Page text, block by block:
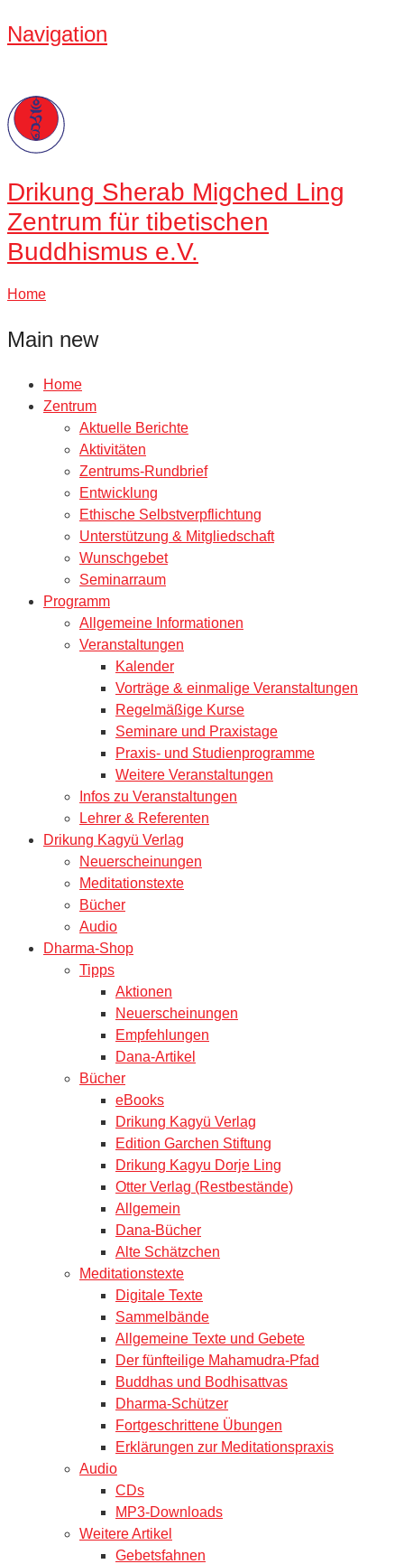
Navigation
Drikung Sherab Migched Ling
Zentrum für tibetischen
Buddhismus e.V.
Home
Main new
Home
Zentrum
Aktuelle Berichte
Aktivitäten
Zentrums-Rundbrief
Entwicklung
Ethische Selbstverpflichtung
Unterstützung & Mitgliedschaft
Wunschgebet
Seminarraum
Programm
Allgemeine Informationen
Veranstaltungen
Kalender
Vorträge & einmalige Veranstaltungen
Regelmäßige Kurse
Seminare und Praxistage
Praxis- und Studienprogramme
Weitere Veranstaltungen
Infos zu Veranstaltungen
Lehrer & Referenten
Drikung Kagyü Verlag
Neuerscheinungen
Meditationstexte
Bücher
Audio
Dharma-Shop
Tipps
Aktionen
Neuerscheinungen
Empfehlungen
Dana-Artikel
Bücher
eBooks
Drikung Kagyü Verlag
Edition Garchen Stiftung
Drikung Kagyu Dorje Ling
Otter Verlag (Restbestände)
Allgemein
Dana-Bücher
Alte Schätzchen
Meditationstexte
Digitale Texte
Sammelbände
Allgemeine Texte und Gebete
Der fünfteilige Mahamudra-Pfad
Buddhas und Bodhisattvas
Dharma-Schützer
Fortgeschrittene Übungen
Erklärungen zur Meditationspraxis
Audio
CDs
MP3-Downloads
Weitere Artikel
Gebetsfahnen